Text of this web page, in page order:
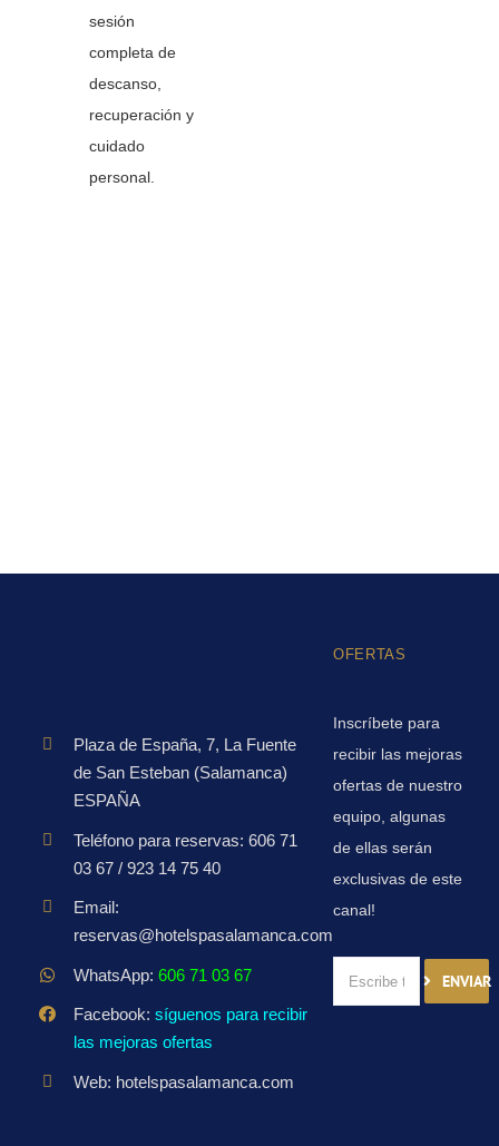
sesión
completa de
descanso,
recuperación y
cuidado
personal.
Plaza de España, 7, La Fuente
de San Esteban (Salamanca)
ESPAÑA
Teléfono para reservas: 606 71
03 67 / 923 14 75 40
Email:
reservas@hotelspasalamanca.com
WhatsApp: 606 71 03 67
Facebook: síguenos para recibir
las mejoras ofertas
Web: hotelspasalamanca.com
OFERTAS
Inscríbete para
recibir las mejoras
ofertas de nuestro
equipo, algunas
de ellas serán
exclusivas de este
canal!
ENVIAR